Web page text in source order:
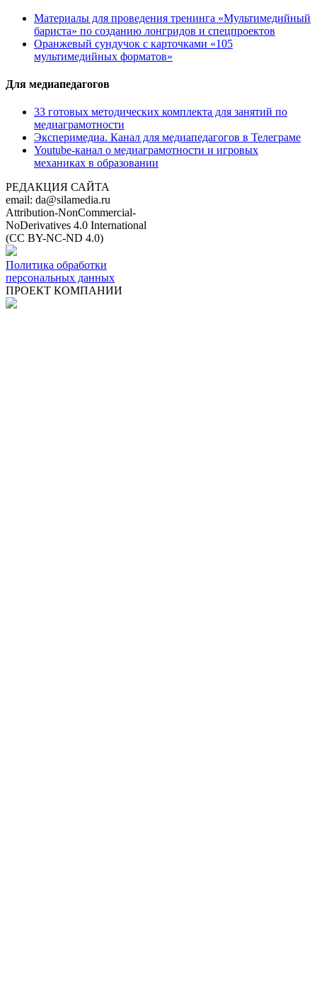
Материалы для проведения тренинга «Мультимедийный
бариста» по созданию лонгридов и спецпроектов
Оранжевый сундучок с карточками «105
мультимедийных форматов»
Для медиапедагогов
33 готовых методических комплекта для занятий по
медиаграмотности
Эксперимедиа. Канал для медиапедагогов в Телеграме
Youtube-канал о медиаграмотности и игровых
механиках в образовании
РЕДАКЦИЯ САЙТА
email: da@silamedia.ru
Attribution-NonCommercial-
NoDerivatives 4.0 International
(CC BY-NC-ND 4.0)
Политика обработки
персональных данных
ПРОЕКТ КОМПАНИИ